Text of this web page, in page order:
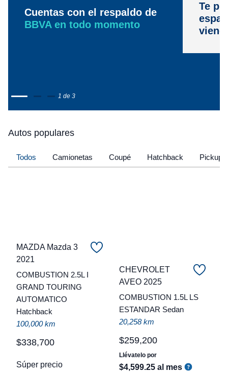
Cuentas con el respaldo de
BBVA en todo momento
Te
1 de 3
Autos populares
Todos Camionetas Coupé Hatchback Pickup
MAZDA Mazda 3
2021
COMBUSTION 2.5L I
GRAND TOURING
AUTOMATICO
Hatchback
100,000 km
$338,700
Súper precio
CHEVROLET
AVEO 2025
COMBUSTION 1.5L LS
ESTANDAR Sedan
20,258 km
$259,200
Llévatelo por
$4,599.25 al mes